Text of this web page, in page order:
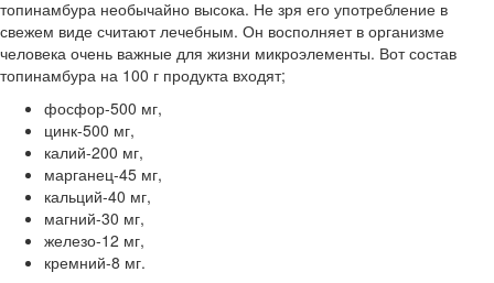
топинамбура необычайно высока. Не зря его употребление в
свежем виде считают лечебным. Он восполняет в организме
человека очень важные для жизни микроэлементы. Вот состав
топинамбура на 100 г продукта входят;
фосфор-500 мг,
цинк-500 мг,
калий-200 мг,
марганец-45 мг,
кальций-40 мг,
магний-30 мг,
железо-12 мг,
кремний-8 мг.